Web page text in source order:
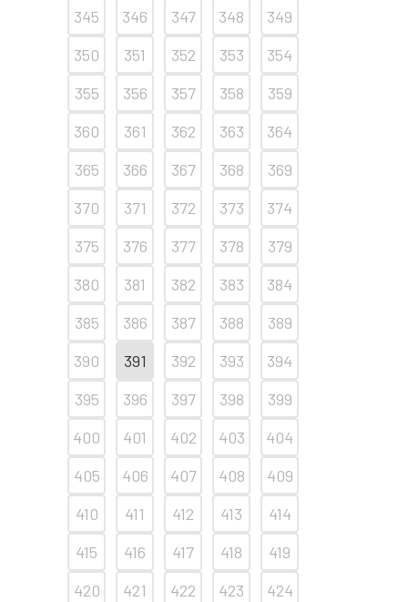
345
346 347 348
349
350
351 352 353
354
355
356 357 358
359
360
361 362 363
364
365
366 367 368
369
370
371 372 373
374
375
376 377 378
379
380
381 382 383
384
385
386 387 388
389
390
391 392 393
394
395
396 397 398
399
400
401 402 403
404
405
406 407 408
409
410
411 412 413
414
415
416 417 418
419
420
421 422 423 424